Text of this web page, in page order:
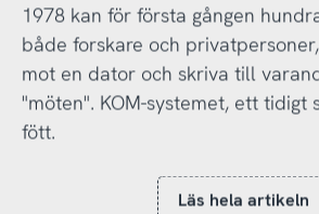
1978 kan för första gången
både forskare och
mot en dator och skriva till
"möten". KOM-systemet, ett tidigt
fött.
Läs hela artikeln